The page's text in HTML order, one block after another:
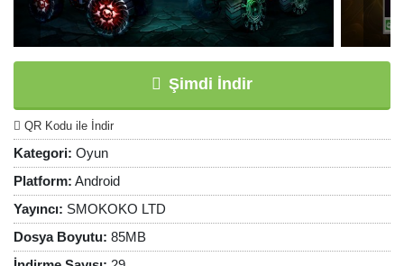
Şimdi İndir
QR Kodu ile İndir
Kategori: Oyun
Platform: Android
Yayıncı: SMOKOKO LTD
Dosya Boyutu: 85MB